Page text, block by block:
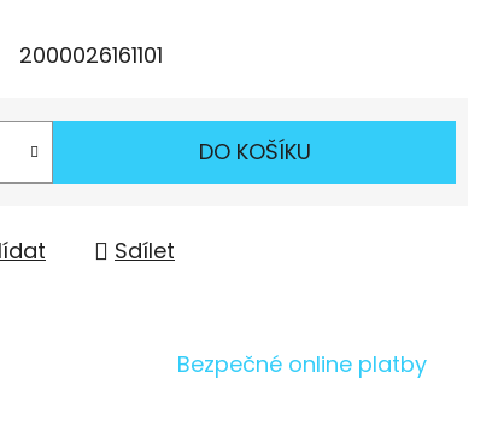
2000026161101
DO KOŠÍKU
Sdílet
Bezpečné online platby